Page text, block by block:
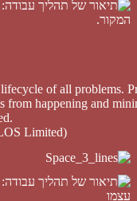
of all problems.
Limited)